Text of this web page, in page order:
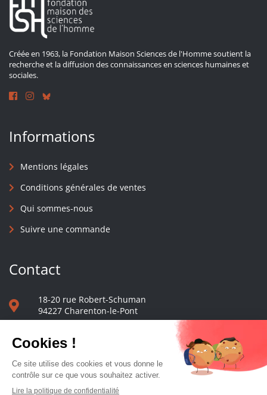
Créée en 1963, la Fondation Maison Sciences de l'Homme soutient la
recherche et la diffusion des connaissances en sciences humaines et
sociales.
Informations
Mentions légales
Conditions générales de ventes
Qui sommes-nous
Suivre une commande
Contact
18-20 rue Robert-Schuman
94227 Charenton-le-Pont